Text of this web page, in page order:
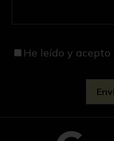
He leído y acepto